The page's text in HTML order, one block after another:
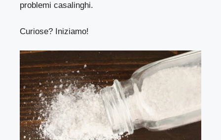
problemi casalinghi.
Curiose? Iniziamo!